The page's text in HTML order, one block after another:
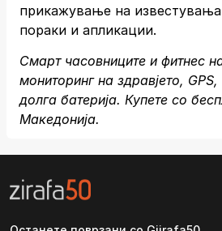
прикажување на
пораки и апликации.
Смарт часовниците и фитнес
мониторинг на здравјето,
долга батерија. Купете со
Македонија.